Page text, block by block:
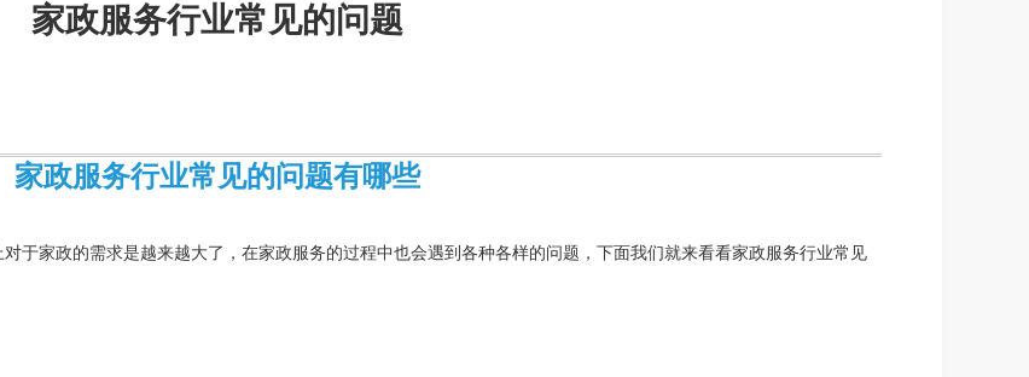
家政服务行业常见的问题
家政服务行业常见的问题有哪些
于家政的需求是越来越大了，在家政服务的过程中也会遇到各种各样的问题，下面我们就来看看家政服务行业常见